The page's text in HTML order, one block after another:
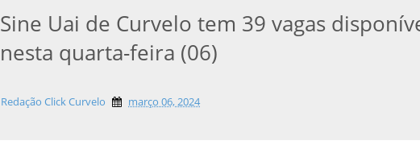
Sine Uai de Curvelo tem 39 vagas
nesta quarta-feira (06)
Redação Click Curvelo março 06, 2024